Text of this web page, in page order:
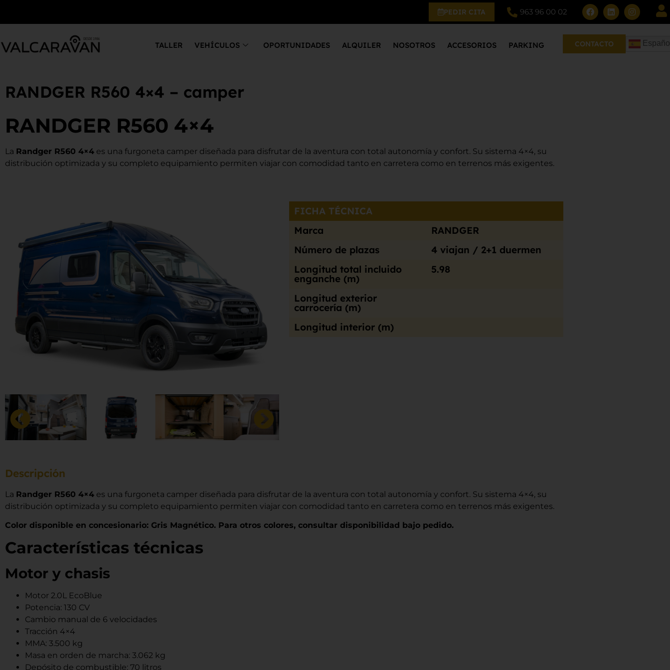
PEDIR CITA 963 96 00 02
TALLER VEHÍCULOS OPORTUNIDADES ALQUILER NOSOTROS ACCESORIOS PARKING CONTACTO
RANDGER R560 4×4 – camper
RANDGER R560 4×4
La Randger R560 4×4 es una furgoneta camper diseñada para disfrutar de la aventura con total autonomía y confort. Su sistema 4×4, su
distribución optimizada y su completo equipamiento permiten viajar con comodidad tanto en carretera como en terrenos más exigentes.
FICHA TÉCNICA
Marca
RANDGER
Número de plazas
4 viajan / 2+1 duermen
Longitud total incluido
enganche (m)
5.98
Longitud exterior
carrocería (m)
Longitud interior (m)
Descripción
La Randger R560 4×4 es una furgoneta camper diseñada para disfrutar de la aventura con total autonomía y confort. Su sistema 4×4, su
distribución optimizada y su completo equipamiento permiten viajar con comodidad tanto en carretera como en terrenos más exigentes.
Color disponible en concesionario: Gris Magnético. Para otros colores, consultar disponibilidad bajo pedido.
Características técnicas
Motor y chasis
Motor 2.0L EcoBlue
Potencia: 130 CV
Cambio manual de 6 velocidades
Tracción 4×4
MMA: 3.500 kg
Masa en orden de marcha: 3.062 kg
Depósito de combustible: 70 litros